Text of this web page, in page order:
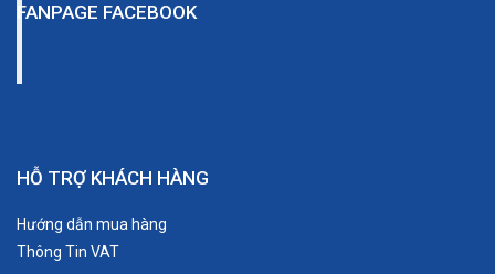
FANPAGE FACEBOOK
HỖ TRỢ KHÁCH HÀNG
Hướng dẫn mua hàng
Thông Tin VAT